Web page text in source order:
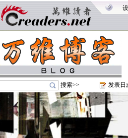
搜索>> 发表日